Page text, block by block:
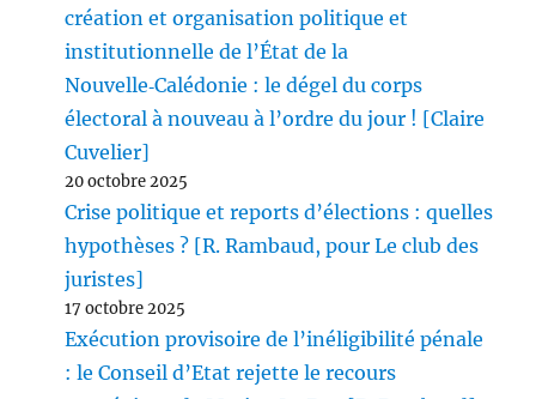
création et organisation politique et
institutionnelle de l’État de la
Nouvelle‑Calédonie : le dégel du corps
électoral à nouveau à l’ordre du jour ! [Claire
Cuvelier]
20 octobre 2025
Crise politique et reports d’élections : quelles
hypothèses ? [R. Rambaud, pour Le club des
juristes]
17 octobre 2025
Exécution provisoire de l’inéligibilité pénale
: le Conseil d’Etat rejette le recours